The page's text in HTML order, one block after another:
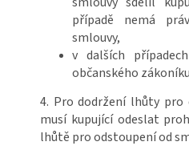
případě nemá
smlouvy,
v dalších
občanského
4. Pro dodržení lhůty pro
musí kupující odeslat
lhůtě pro odstoupení od